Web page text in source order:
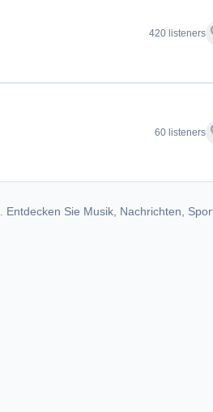
420 listeners
60 listeners
Sie Musik, Nachrichten,